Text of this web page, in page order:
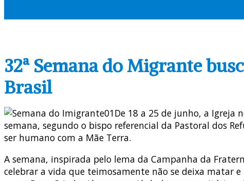
32ª Semana do Migrante
Brasil
De 18 a 25 de junho, a Igreja
semana, segundo o bispo referencial da Pastoral dos
ser humano com a Mãe Terra.
A semana, inspirada pelo lema da Campanha da
celebrar a vida que teimosamente não se deixa matar